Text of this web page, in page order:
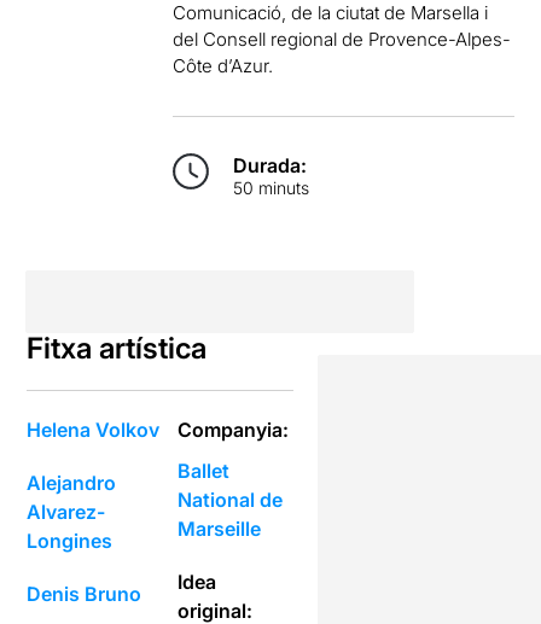
Comunicació, de la ciutat de Marsella i
del Consell regional de Provence-Alpes-
Côte d’Azur.
Durada:
50 minuts
Fitxa artística
Helena Volkov
Alejandro
Alvarez-
Longines
Denis Bruno
Companyia:
Ballet
National de
Marseille
Idea
original: